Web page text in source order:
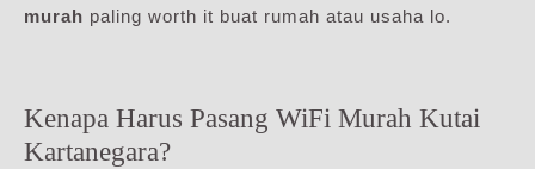
murah paling worth it buat rumah atau usaha lo.
Kenapa Harus Pasang WiFi Murah Kutai
Kartanegara?